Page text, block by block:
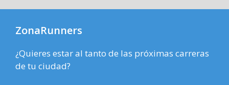
ZonaRunners
¿Quieres estar al tanto de las próximas carreras
de tu ciudad?